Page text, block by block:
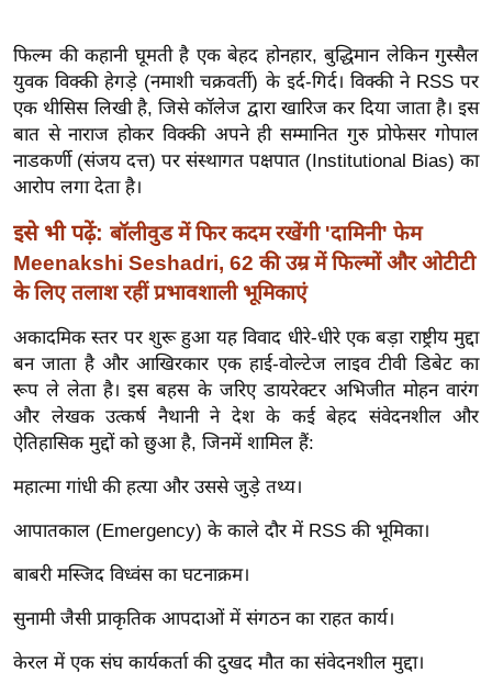
ल
श
ख्सि
य
त
यं
ग
इं
डि
या
सा
हि
त्य
ज
ग
ऑ
टो
र्ल्ड
न्यू
फिल्म की कहानी घूमती है एक बेहद होनहार, बुद्धिमान लेकिन गुस्सैल
युवक विक्की हेगड़े (नमाशी चक्रवर्ती) के इर्द-गिर्द। विक्की ने RSS पर
एक थीसिस लिखी है, जिसे कॉलेज द्वारा खारिज कर दिया जाता है। इस
बात से नाराज होकर विक्की अपने ही सम्मानित गुरु प्रोफेसर गोपाल
नाडकर्णी (संजय दत्त) पर संस्थागत पक्षपात (Institutional Bias) का
आरोप लगा देता है।
इसे भी पढ़ें: बॉलीवुड में फिर कदम रखेंगी 'दामिनी' फेम
Meenakshi Seshadri, 62 की उम्र में फिल्मों और ओटीटी
के लिए तलाश रहीं प्रभावशाली भूमिकाएं
अकादमिक स्तर पर शुरू हुआ यह विवाद धीरे-धीरे एक बड़ा राष्ट्रीय मुद्दा
बन जाता है और आखिरकार एक हाई-वोल्टेज लाइव टीवी डिबेट का
रूप ले लेता है। इस बहस के जरिए डायरेक्टर अभिजीत मोहन वारंग
और लेखक उत्कर्ष नैथानी ने देश के कई बेहद संवेदनशील और
ऐतिहासिक मुद्दों को छुआ है, जिनमें शामिल हैं:
महात्मा गांधी की हत्या और उससे जुड़े तथ्य।
आपातकाल (Emergency) के काले दौर में RSS की भूमिका।
बाबरी मस्जिद विध्वंस का घटनाक्रम।
सुनामी जैसी प्राकृतिक आपदाओं में संगठन का राहत कार्य।
केरल में एक संघ कार्यकर्ता की दुखद मौत का संवेदनशील मुद्दा।